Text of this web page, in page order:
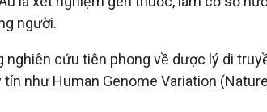
người.
cứu tiên phong về dược lý di
như Human Genome Variation